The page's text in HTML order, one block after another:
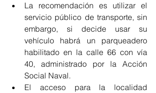
La recomendación es utilizar el
servicio público de transporte, sin
embargo, si decide usar su
vehículo habrá un parqueadero
habilitado en la calle 66 con vía
40, administrado por la Acción
Social Naval.
El acceso para la localidad